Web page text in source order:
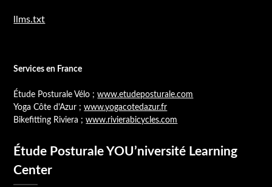
llms.txt
Services en France
Étude Posturale Vélo ;www.etudeposturale.com
Yoga Côte d'Azur ;www.yogacotedazur.fr
Bikefitting Riviera ;www.rivierabicycles.com
Étude Posturale YOU’niversité Learning
Center